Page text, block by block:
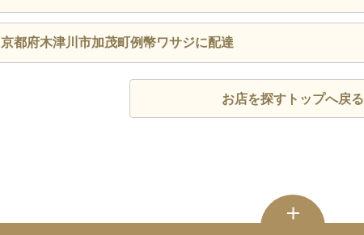
京都府木津川市加茂町例幣ワサジに配達
お店を探すトップへ戻る